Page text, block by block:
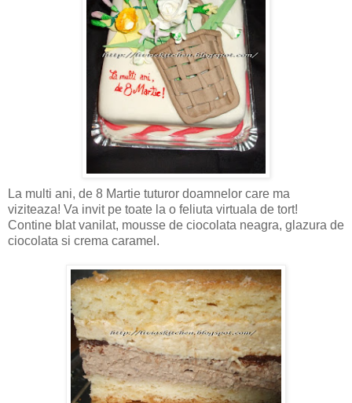
La multi ani, de 8 Martie tuturor doamnelor care ma
viziteaza! Va invit pe toate la o feliuta virtuala de tort!
Contine blat vanilat, mousse de ciocolata neagra, glazura de
ciocolata si crema caramel.